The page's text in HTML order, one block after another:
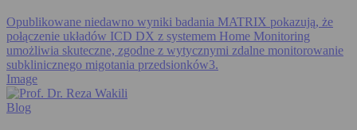
Opublikowane niedawno wyniki badania MATRIX pokazują, że
połączenie układów ICD DX z systemem Home Monitoring
umożliwia skuteczne, zgodne z wytycznymi zdalne monitorowanie
subklinicznego migotania przedsionków3.
Image
Blog